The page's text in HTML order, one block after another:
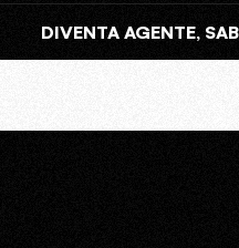
DIVENTA AGENTE,